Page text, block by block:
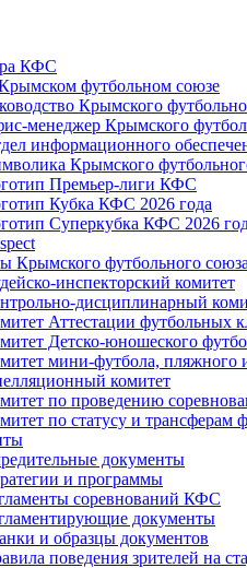
КФС
футбольном союзе
Крымского
менеджер Крымского
информационного
Крымского
Премьер-лиги КФС
Кубка КФС 2026 года
Суперкубка КФС 2026
Крымского футбольного союза
инспекторский комитет
дисциплинарный
Аттестации футбольных
Детско-юношеского
мини-футбола, пляжного
комитет
по проведению
по статусу и трансферам
документы
и программы
соревнований КФС
документы
и образцы документов
поведения зрителей на